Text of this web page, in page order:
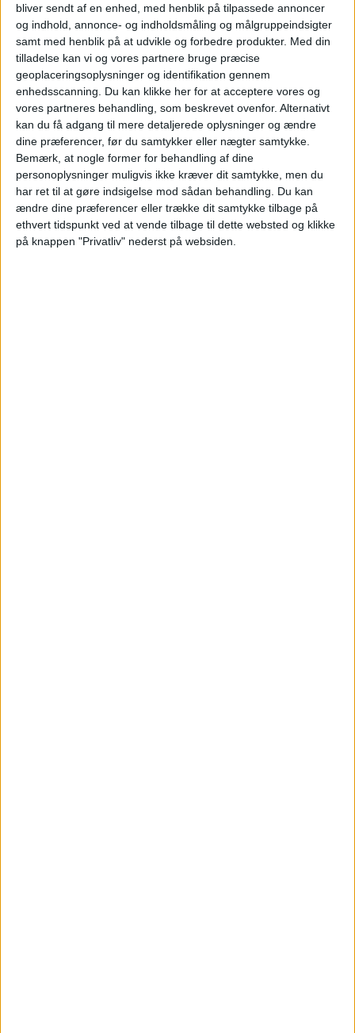
bliver sendt af en enhed, med henblik på tilpassede annoncer
og indhold, annonce- og indholdsmåling og målgruppeindsigter
samt med henblik på at udvikle og forbedre produkter. Med din
tilladelse kan vi og vores partnere bruge præcise
geoplaceringsoplysninger og identifikation gennem
enhedsscanning. Du kan klikke her for at acceptere vores og
vores partneres behandling, som beskrevet ovenfor. Alternativt
kan du få adgang til mere detaljerede oplysninger og ændre
dine præferencer, før du samtykker eller nægter samtykke.
Bemærk, at nogle former for behandling af dine
personoplysninger muligvis ikke kræver dit samtykke, men du
har ret til at gøre indsigelse mod sådan behandling.
Du kan
ændre dine præferencer eller trække dit samtykke tilbage på
ethvert tidspunkt ved at vende tilbage til dette websted og klikke
på knappen "Privatliv" nederst på websiden.
til at få terminalen helt klar og afslutte
arbejdet med landingsbanen, så alt er på
plads til den store åbning af den nye
internationale lufthavn den 28. november,
skriver han.
Han beklager samtidig de gener, som
suspenderingen har medført for passagerer
og lufthavnens kunder.